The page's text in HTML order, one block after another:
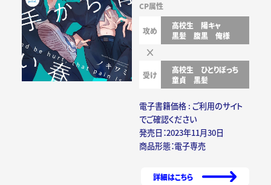
CP属性
攻め 高校生
陽キャ
黒髪
腹黒 俺様
受け 高校生
ひとりぼっち
童貞
黒髪
電子書籍価格 : ご利用のサイト
でご確認ください
発売日：2023年11月30日
商品形態：電子専売
詳細はこちら